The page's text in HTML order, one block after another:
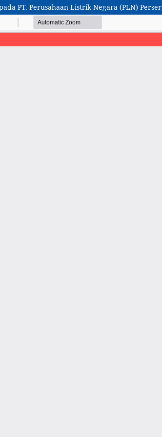
PT. Perusahaan Listrik Negara (PLN)